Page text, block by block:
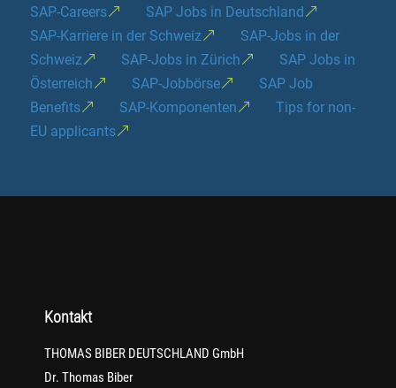
SAP-Careers
SAP Jobs in Deutschland
SAP-Karriere in der Schweiz
SAP-Jobs in der
Schweiz
SAP-Jobs in Zürich
SAP Jobs in
Österreich
SAP-Jobbörse
SAP Job
Benefits
SAP-Komponenten
Tips for non-
EU applicants
Kontakt
THOMAS BIBER DEUTSCHLAND GmbH
Dr. Thomas Biber